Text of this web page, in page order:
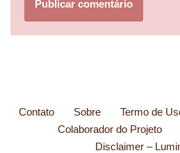
Contato Sobre Termo de
Colaborador do Projeto
Disclaimer –